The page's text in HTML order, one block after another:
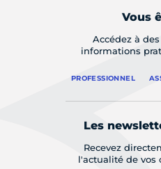
Vous
Accédez à
informations
PROFESSIONNEL
Les
Recevez
l'actualité de vos